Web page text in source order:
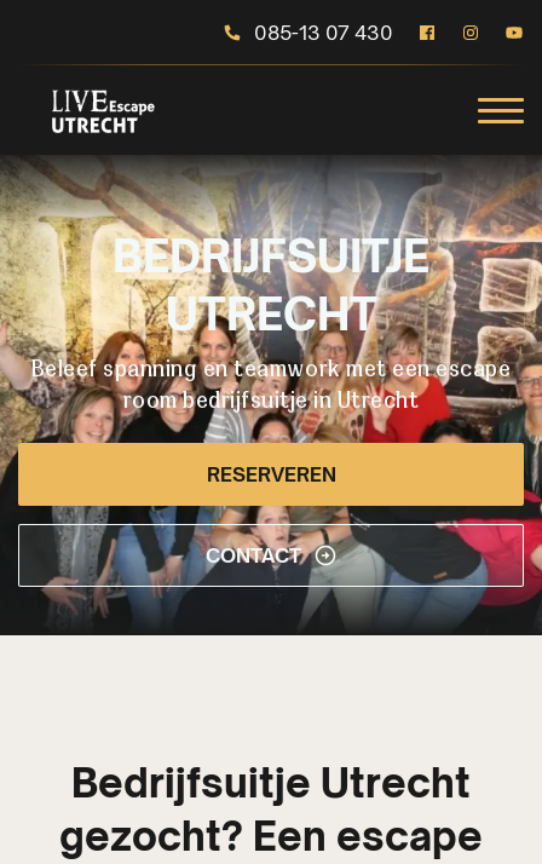
085-13 07 430
BEDRIJFSUITJE
UTRECHT
Beleef spanning en teamwork met een escape
room bedrijfsuitje in Utrecht
RESERVEREN
CONTACT
Bedrijfsuitje Utrecht
gezocht? Een escape